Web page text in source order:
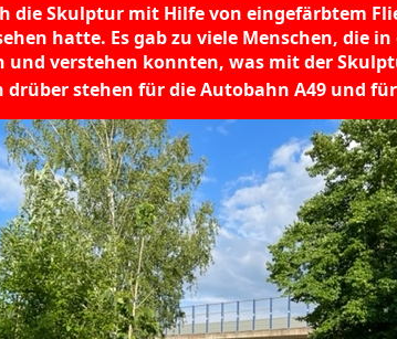
die Skulptur mit Hilfe von eingefärbtem
hatte. Es gab zu viele Menschen, die
und verstehen konnten, was mit der
drüber stehen für die Autobahn A49 und